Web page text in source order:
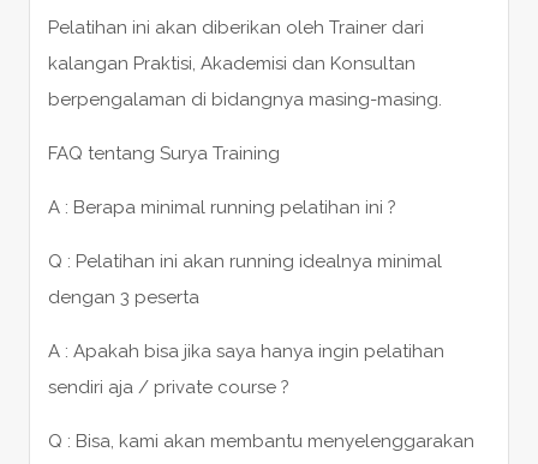
Pelatihan ini akan diberikan oleh Trainer dari
kalangan Praktisi, Akademisi dan Konsultan
berpengalaman di bidangnya masing-masing.
FAQ tentang Surya Training
A : Berapa minimal running pelatihan ini ?
Q : Pelatihan ini akan running idealnya minimal
dengan 3 peserta
A : Apakah bisa jika saya hanya ingin pelatihan
sendiri aja / private course ?
Q : Bisa, kami akan membantu menyelenggarakan